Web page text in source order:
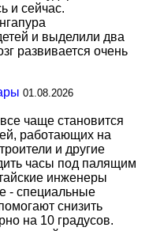
и сейчас.
и выделили два
развивается очень
01.08.2026
чаще становится
работающих на
и другие
часы под палящим
инженеры
- специальные
снизить
на 10 градусов.